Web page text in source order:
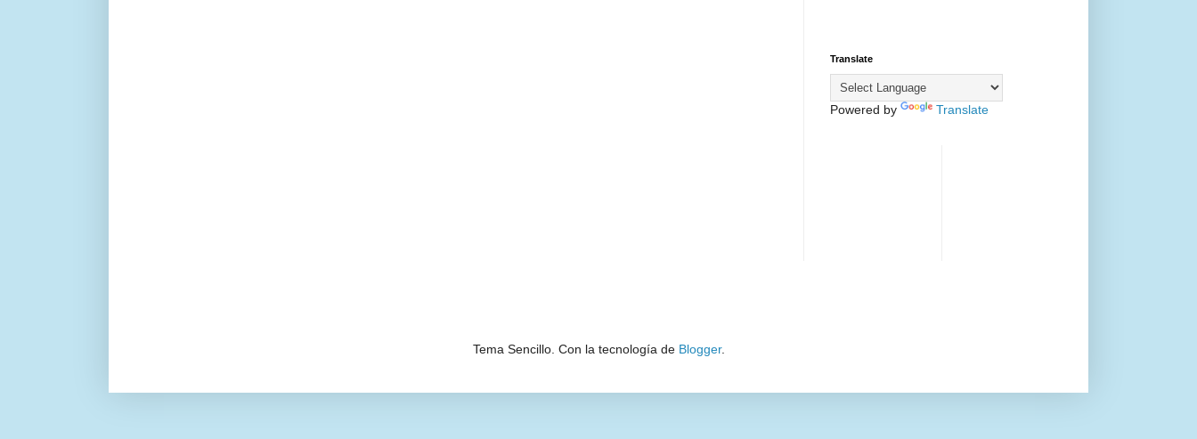
Translate
Powered by Translate
Tema Sencillo. Con la tecnología de Blogger.